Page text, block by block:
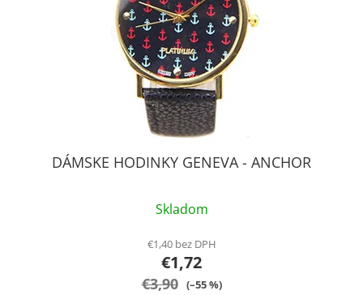
DÁMSKE HODINKY GENEVA - ANCHOR
Skladom
€1,40 bez DPH
€1,72
€3,90 (–55 %)